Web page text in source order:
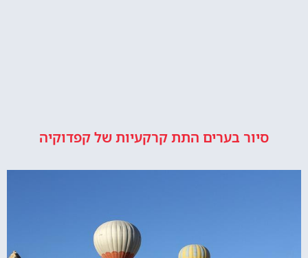
סיור בערים התת קרקעיות של קפדוקיה